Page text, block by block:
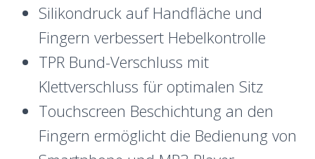
Silikondruck auf Handfläche und
Fingern verbessert Hebelkontrolle
TPR Bund-Verschluss mit
Klettverschluss für optimalen Sitz
Touchscreen Beschichtung an den
Fingern ermöglicht die Bedienung von